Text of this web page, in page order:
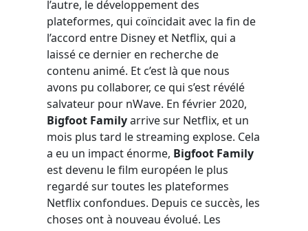
l’autre, le développement des
plateformes, qui coïncidait avec la fin de
l’accord entre Disney et Netflix, qui a
laissé ce dernier en recherche de
contenu animé. Et c’est là que nous
avons pu collaborer, ce qui s’est révélé
salvateur pour nWave. En février 2020,
Bigfoot Familyarrive sur Netflix, et un
mois plus tard le streaming explose. Cela
a eu un impact énorme, Bigfoot Family
est devenu le film européen le plus
regardé sur toutes les plateformes
Netflix confondues. Depuis ce succès, les
choses ont à nouveau évolué. Les